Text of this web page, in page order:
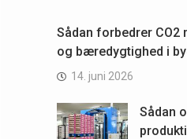
Sådan forbedrer CO2
og bæredygtighed i
14. juni 2026
Sådan